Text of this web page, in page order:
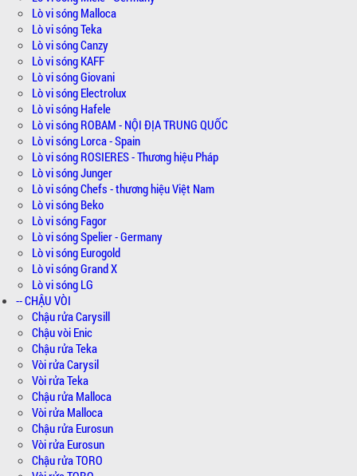
Lò vi sóng Malloca
Lò vi sóng Teka
Lò vi sóng Canzy
Lò vi sóng KAFF
Lò vi sóng Giovani
Lò vi sóng Electrolux
Lò vi sóng Hafele
Lò vi sóng ROBAM - NỘI ĐỊA TRUNG QUỐC
Lò vi sóng Lorca - Spain
Lò vi sóng ROSIERES - Thương hiệu Pháp
Lò vi sóng Junger
Lò vi sóng Chefs - thương hiệu Việt Nam
Lò vi sóng Beko
Lò vi sóng Fagor
Lò vi sóng Spelier - Germany
Lò vi sóng Eurogold
Lò vi sóng Grand X
Lò vi sóng LG
-- CHẬU VÒI
Chậu rửa Carysill
Chậu vòi Enic
Chậu rửa Teka
Vòi rửa Carysil
Vòi rửa Teka
Chậu rửa Malloca
Vòi rửa Malloca
Chậu rửa Eurosun
Vòi rửa Eurosun
Chậu rửa TORO